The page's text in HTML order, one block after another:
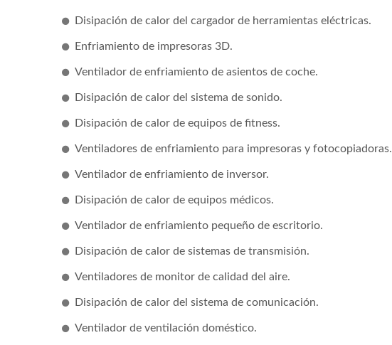
Disipación de calor del cargador de herramientas eléctricas.
Enfriamiento de impresoras 3D.
Ventilador de enfriamiento de asientos de coche.
Disipación de calor del sistema de sonido.
Disipación de calor de equipos de fitness.
Ventiladores de enfriamiento para impresoras y fotocopiadoras.
Ventilador de enfriamiento de inversor.
Disipación de calor de equipos médicos.
Ventilador de enfriamiento pequeño de escritorio.
Disipación de calor de sistemas de transmisión.
Ventiladores de monitor de calidad del aire.
Disipación de calor del sistema de comunicación.
Ventilador de ventilación doméstico.
Ventilador DC